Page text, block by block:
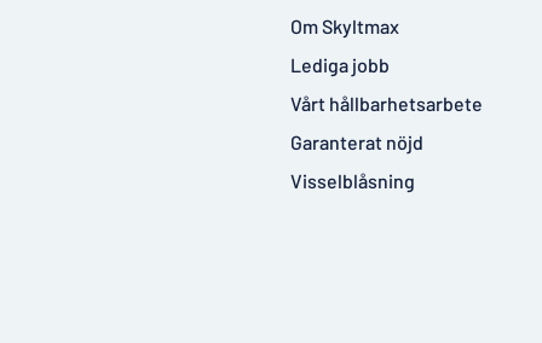
Om Skyltmax
Lediga jobb
Vårt hållbarhetsarbete
Garanterat nöjd
Visselblåsning